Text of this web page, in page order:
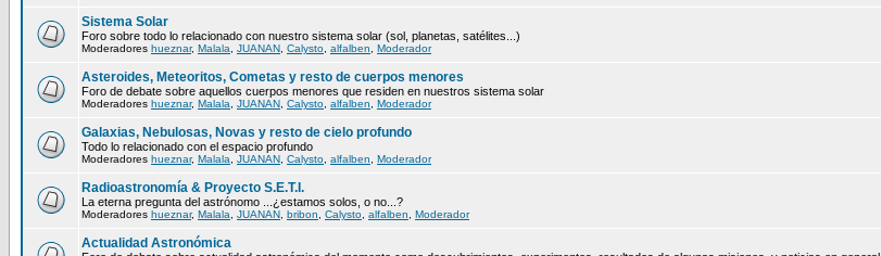
Sistema Solar
Foro sobre todo lo relacionado con nuestro sistema solar (sol, planetas, satélites...)
Moderadores hueznar, Malala JUANAN Calysto alfalben Moderador
Asteroides, Meteoritos, Cometas y resto de cuerpos menores
Foro de debate sobre aquellos cuerpos menores que residen en nuestros sistema solar
Moderadores hueznar, Malala JUANAN Calysto alfalben Moderador
Galaxias, Nebulosas, Novas y resto de cielo profundo
Todo lo relacionado con el espacio profundo
Moderadores hueznar, Malala JUANAN Calysto alfalben Moderador
Radioastronomía & Proyecto S.E.T.I.
La eterna pregunta del astrónomo ...¿estamos solos, o no...?
Moderadores hueznar, Malala JUANAN bribon Calysto alfalben Moderador
Actualidad Astronómica